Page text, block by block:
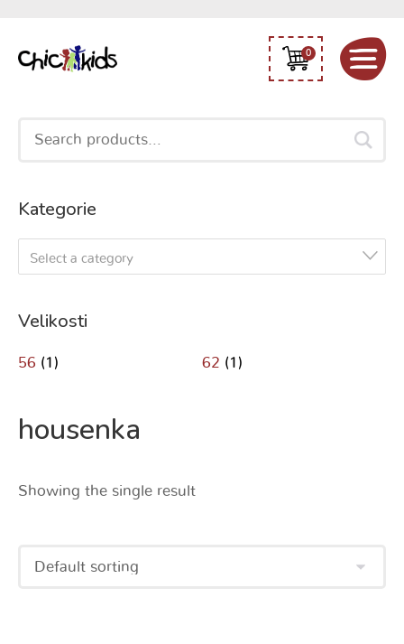
0
Search
Kategorie
Select a category
Velikosti
56 (1) 62 (1)
housenka
Showing the single result